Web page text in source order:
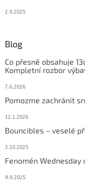
2.9.2025
Blog
Co přesně obsahuje
Kompletní rozbor
7.6.2026
Pomozme zachránit
12.1.2026
Bouncibles – veselé
3.10.2025
Fenomén Wednesday
9.9.2025